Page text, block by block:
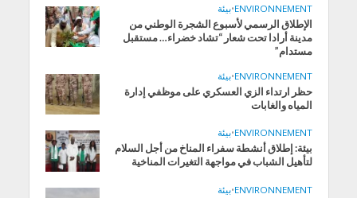
ENVIRONNEMENT
•بيئة
الإطلاق الرسمي لأسبوع الشجرة الوطني من
مدينة أرادا تحت شعار “تشاد خضراء… مستقبل
مستدام”
ENVIRONNEMENT
•بيئة
حظر ارتداء الزي العسكري على موظفي إدارة
المياه والغابات
ENVIRONNEMENT
•بيئة
بيئة: إطلاق أنشطة سفراء المناخ من أجل السلام
لتأهيل الشباب في مواجهة التغيرات المناخية
ENVIRONNEMENT
•بيئة